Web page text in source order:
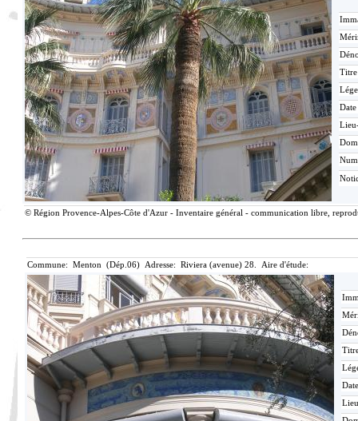
© Région Provence-Alpes-Côte d'Azur - Inventaire général - communication libre,
Commune: Menton (Dép.06) Adresse: Riviera (avenue) 28. Aire d'étude: